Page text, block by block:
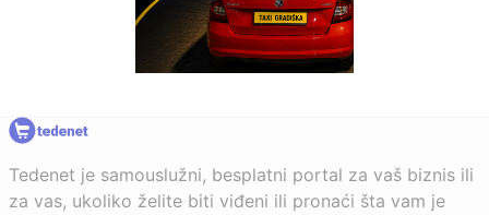
Tedenet je samouslužni, besplatni portal za vaš biznis ili
za vas, ukoliko želite biti viđeni ili pronaći šta vam je